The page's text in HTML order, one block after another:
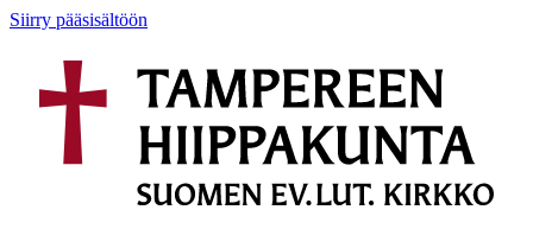
Siirry pääsisältöön